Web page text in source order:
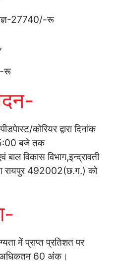
27740/-रू
रू
कोरियर द्वारा दिनांक
बजे तक
विकास विभाग,इन्‍द्रावती
रायपुर 492002(छ.ग.) को
में प्राप्‍त प्रतिशत पर
60 अंक।